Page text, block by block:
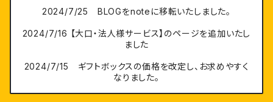
2024/7/25 BLOGをnoteに移転いたしました。
2024/7/16 【大口・法人様サービス】のページを追加いたし
ました
2024/7/15 ギフトボックスの価格を改定し、お求めやすく
なりました。